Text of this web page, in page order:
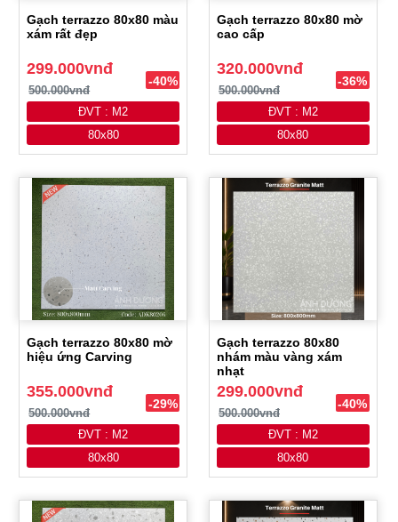
Gạch terrazzo 80x80 màu
xám rất đẹp
299.000vnđ
500.000vnđ
-40%
ĐVT : M2
80x80
Gạch terrazzo 80x80 mờ
cao cấp
320.000vnđ
500.000vnđ
-36%
ĐVT : M2
80x80
Gạch terrazzo 80x80 mờ
hiệu ứng Carving
355.000vnđ
500.000vnđ
-29%
ĐVT : M2
80x80
Gạch terrazzo 80x80
nhám màu vàng xám
nhạt
299.000vnđ
500.000vnđ
-40%
ĐVT : M2
80x80